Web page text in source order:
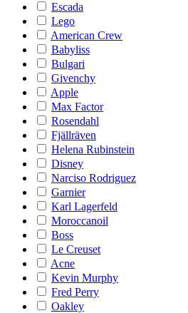
Escada
Lego
American Crew
Babyliss
Bulgari
Givenchy
Apple
Max Factor
Rosendahl
Fjällräven
Helena Rubinstein
Disney
Narciso Rodriguez
Garnier
Karl Lagerfeld
Moroccanoil
Boss
Le Creuset
Acne
Kevin Murphy
Fred Perry
Oakley